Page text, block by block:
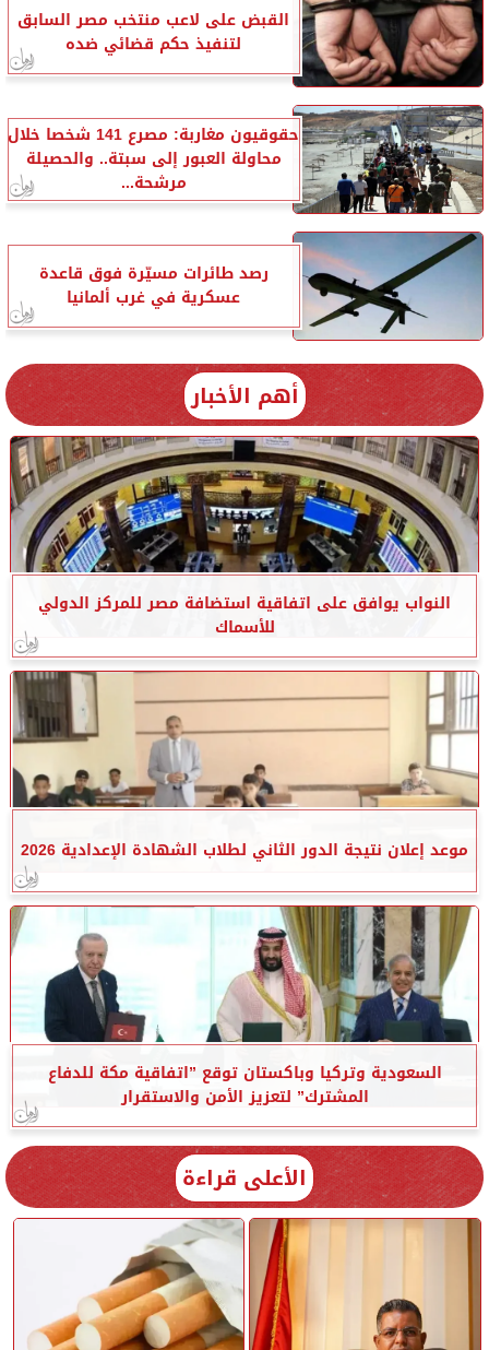
القبض على لاعب منتخب مصر السابق
لتنفيذ حكم قضائي ضده
حقوقيون مغاربة: مصرع 141 شخصا خلال
محاولة العبور إلى سبتة.. والحصيلة
مرشحة...
رصد طائرات مسيّرة فوق قاعدة
عسكرية في غرب ألمانيا
أهم الأخبار
النواب يوافق على اتفاقية استضافة مصر للمركز الدولي
للأسماك
موعد إعلان نتيجة الدور الثاني لطلاب الشهادة الإعدادية 2026
السعودية وتركيا وباكستان توقع ”اتفاقية مكة للدفاع
المشترك” لتعزيز الأمن والاستقرار
الأعلى قراءة